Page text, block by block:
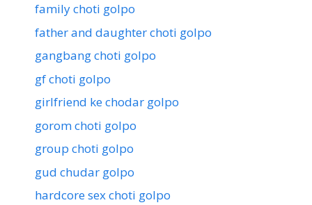
family choti golpo
father and daughter choti golpo
gangbang choti golpo
gf choti golpo
girlfriend ke chodar golpo
gorom choti golpo
group choti golpo
gud chudar golpo
hardcore sex choti golpo